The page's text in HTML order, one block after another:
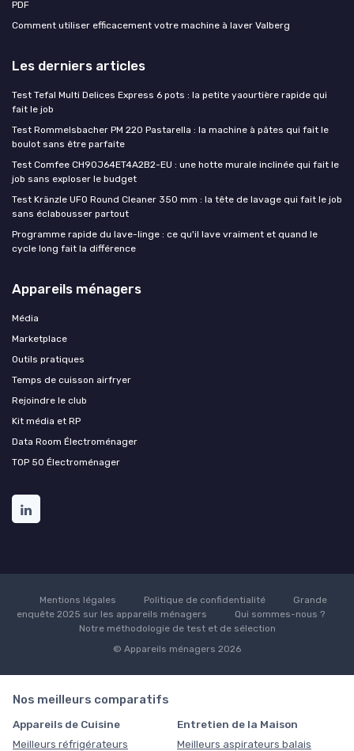
PDF
Comment utiliser efficacement votre machine à laver Valberg
Les derniers articles
Test Tefal Multi Delices Express 6 pots : la petite yaourtière rapide qui
fait le job
Test Rommelsbacher PM 220 Pastarella : la machine à pâtes qui fait le
boulot sans être parfaite
Test Comfee CH90J64ET4A2B2-EU : une hotte murale inclinée qui fait le
job sans exploser le budget
Test Kränzle UFO Round Cleaner 350 mm : la tête de lavage qui fait le job
sans éclabousser partout
Programme rapide du lave-linge : ce qu'il lave vraiment et quand le
cycle long fait la différence
Appareils ménagers
Média
Marketplace
Outils pratiques
Temps de cuisson airfryer
Rejoindre le club
Kit média et RP
Data Room Électroménager
TOP 50 Électroménager
Mentions légales Politique de confidentialité
Grande
enquête 2025 sur les appareils ménagers
Qui sommes-nous ?
Notre méthodologie de test et de sélection
© Appareils ménagers 2026
Nos meilleurs comparatifs
Appareils de Cuisine
Meilleurs réfrigérateurs
Entretien de la Maison
Meilleurs aspirateurs balais